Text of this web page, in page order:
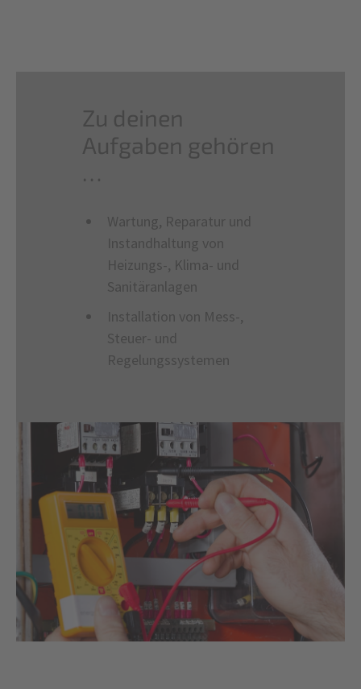
Zu deinen
Aufgaben gehören
…
Wartung, Reparatur und
Instandhaltung von
Heizungs-, Klima- und
Sanitäranlagen
Installation von Mess-,
Steuer- und
Regelungssystemen